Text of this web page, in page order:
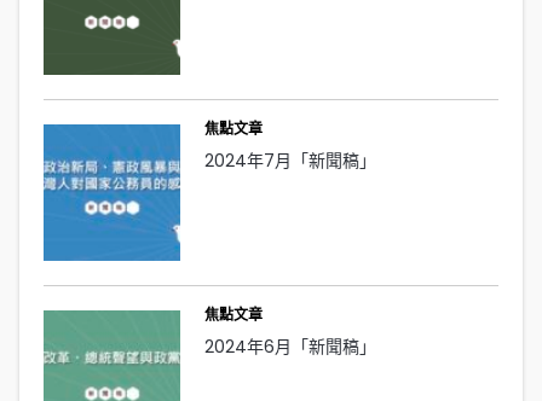
焦點文章
2024年7月「新聞稿」
焦點文章
2024年6月「新聞稿」